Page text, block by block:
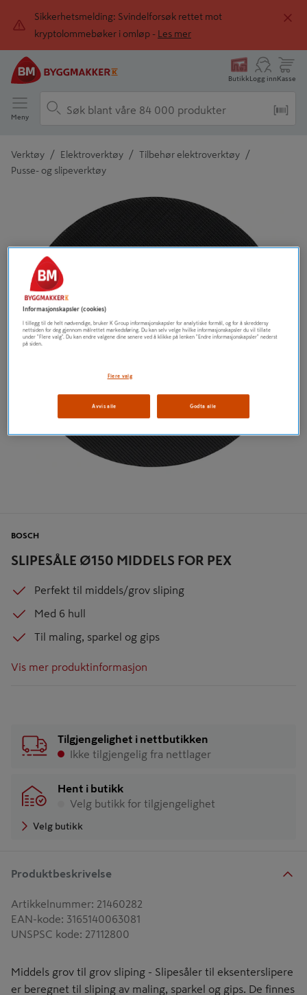
Sikkerhetsmelding: Svindelforsøk rettet mot
kryptolommebøker i omløp -
Les mer
ButikkLogg innKasse
Meny
Verktøy / Elektroverktøy / Tilbehør elektroverktøy /
Pusse- og slipeverktøy
Detaljert beskrivelse finnes i produktbeskrivelsen
SLIPESÅLE Ø150 MIDDELS FOR PEX
BOSCH
Perfekt til middels/grov sliping
Med 6 hull
Til maling, sparkel og gips
Vis mer produktinformasjon
Tilgjengelighet i nettbutikken
Ikke tilgjengelig fra nettlager
Hent i butikk
Velg butikk for tilgjengelighet
Velg butikk
Produktbeskrivelse
Artikkelnummer: 21460282
EAN-kode: 3165140063081
UNSPSC kode: 27112800
Middels grov til grov sliping - Slipesåler til eksenterslipere
er beregnet til sliping av maling, sparkel og gips. De finnes
Informasjonskapsler (cookies)
I tillegg til de helt nødvendige, bruker K Group informasjonskapsler for analytiske formål, og for å skreddersy
nettsiden for deg gjennom målrettet markedsføring. Du kan selv velge hvilke informasjonskapsler du vil tillate
under "Flere valg". Du kan endre valgene dine senere ved å klikke på lenken "Endre informasjonskapsler" nederst
på siden.
Flere valg
Avvis alle Godta alle